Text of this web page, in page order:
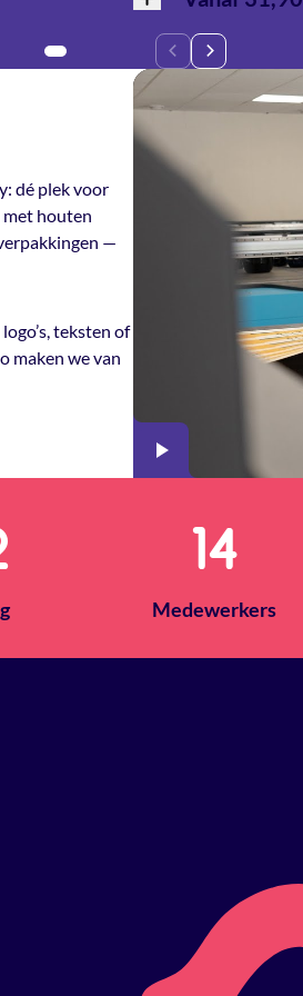
dé plek voor
met houten
—
teksten of
maken we van
14
Medewerkers